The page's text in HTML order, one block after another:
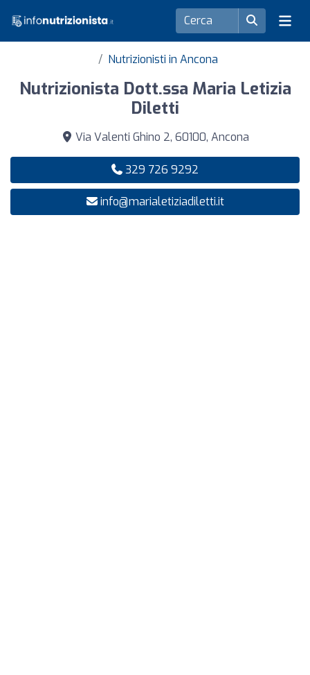
Nutrizionisti in Ancona
Nutrizionista Dott.ssa Maria Letizia
Diletti
Via Valenti Ghino 2, 60100, Ancona
329 726 9292
info@marialetiziadiletti.it